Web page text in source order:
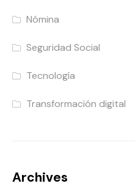
Nómina
Seguridad Social
Tecnología
Transformación digital
Archives